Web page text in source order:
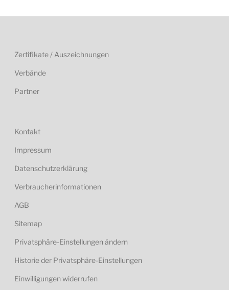
Zertifikate / Auszeichnungen
Verbände
Partner
Kontakt
Impressum
Datenschutzerklärung
Verbraucherinformationen
AGB
Sitemap
Privatsphäre-Einstellungen ändern
Historie der Privatsphäre-Einstellungen
Einwilligungen widerrufen